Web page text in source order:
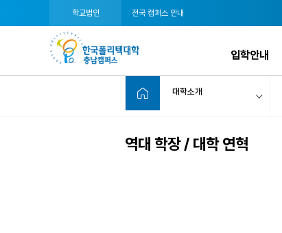
학교법인 전국 캠퍼스 안내
입학안내
대학소개
역대 학장 / 대학 연혁